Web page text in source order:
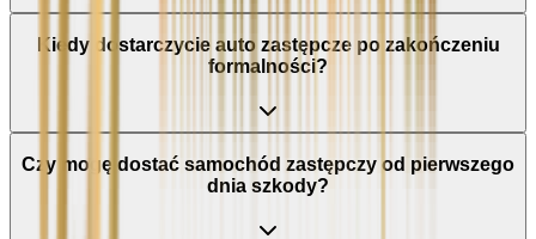
Kiedy dostarczycie auto zastępcze po zakończeniu
formalności?
Czy mogę dostać samochód zastępczy od pierwszego
dnia szkody?